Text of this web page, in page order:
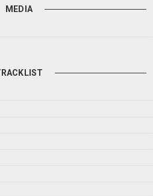
MEDIA